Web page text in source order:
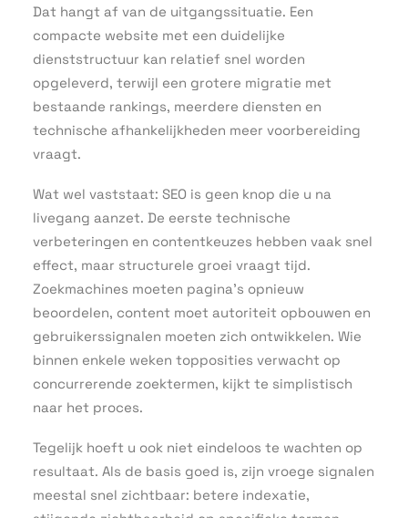
Dat hangt af van de uitgangssituatie. Een
compacte website met een duidelijke
dienststructuur kan relatief snel worden
opgeleverd, terwijl een grotere migratie met
bestaande rankings, meerdere diensten en
technische afhankelijkheden meer voorbereiding
vraagt.
Wat wel vaststaat: SEO is geen knop die u na
livegang aanzet. De eerste technische
verbeteringen en contentkeuzes hebben vaak snel
effect, maar structurele groei vraagt tijd.
Zoekmachines moeten pagina’s opnieuw
beoordelen, content moet autoriteit opbouwen en
gebruikerssignalen moeten zich ontwikkelen. Wie
binnen enkele weken topposities verwacht op
concurrerende zoektermen, kijkt te simplistisch
naar het proces.
Tegelijk hoeft u ook niet eindeloos te wachten op
resultaat. Als de basis goed is, zijn vroege signalen
meestal snel zichtbaar: betere indexatie,